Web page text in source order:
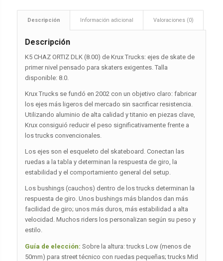
Descripción Información adicional Valoraciones (0)
Descripción
K5 CHAZ ORTIZ DLK (8.00) de Krux Trucks: ejes de skate de
primer nivel pensado para skaters exigentes. Talla
disponible: 8.0.
Krux Trucks se fundó en 2002 con un objetivo claro: fabricar
los ejes más ligeros del mercado sin sacrificar resistencia.
Utilizando aluminio de alta calidad y titanio en piezas clave,
Krux consiguió reducir el peso significativamente frente a
los trucks convencionales.
Los ejes son el esqueleto del skateboard. Conectan las
ruedas a la tabla y determinan la respuesta de giro, la
estabilidad y el comportamiento general del setup.
Los bushings (cauchos) dentro de los trucks determinan la
respuesta de giro. Unos bushings más blandos dan más
facilidad de giro; unos más duros, más estabilidad a alta
velocidad. Muchos riders los personalizan según su peso y
estilo.
Guía de elección: Sobre la altura: trucks Low (menos de
50mm) para street técnico con ruedas pequeñas; trucks Mid